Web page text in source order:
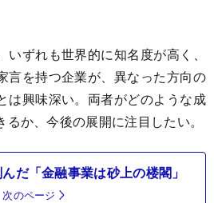
ずれも世界的に知名度が高く、
言を持つ企業が、異なった方向の
は興味深い。両者がどのような成
か、今後の展開に注目したい。
だ「金融事業は砂上の楼閣」
次のページ